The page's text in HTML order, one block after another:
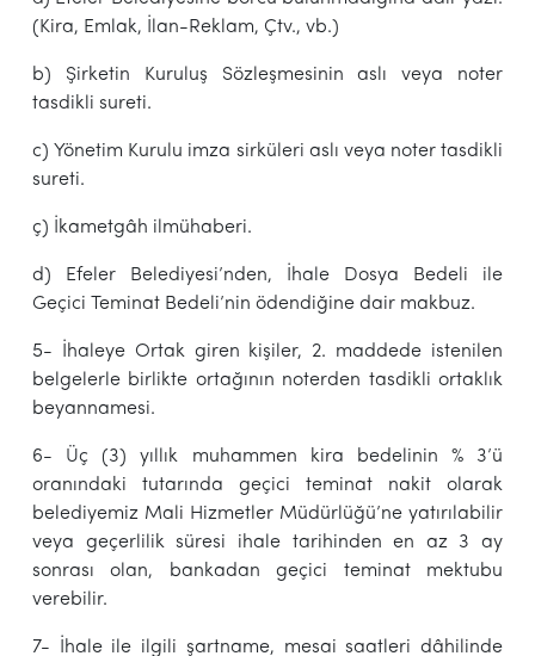
(Kira, Emlak, İlan-Reklam, Çtv., vb.)
b) Şirketin Kuruluş Sözleşmesinin aslı veya noter
tasdikli sureti.
c) Yönetim Kurulu imza sirküleri aslı veya noter tasdikli
sureti.
ç) İkametgâh ilmühaberi.
d) Efeler Belediyesi’nden, İhale Dosya Bedeli ile
Geçici Teminat Bedeli’nin ödendiğine dair makbuz.
5- İhaleye Ortak giren kişiler, 2. maddede istenilen
belgelerle birlikte ortağının noterden tasdikli ortaklık
beyannamesi.
6- Üç (3) yıllık muhammen kira bedelinin % 3’ü
oranındaki tutarında geçici teminat nakit olarak
belediyemiz Mali Hizmetler Müdürlüğü’ne yatırılabilir
veya geçerlilik süresi ihale tarihinden en az 3 ay
sonrası olan, bankadan geçici teminat mektubu
verebilir.
7- İhale ile ilgili şartname, mesai saatleri dâhilinde